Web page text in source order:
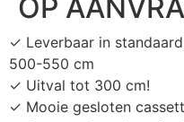
OP
✓ Leverbaar in
500-550 cm
✓ Uitval tot 300 cm!
✓ Mooie gesloten